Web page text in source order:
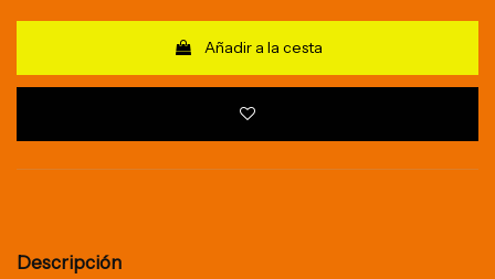
Añadir a la cesta
Descripción